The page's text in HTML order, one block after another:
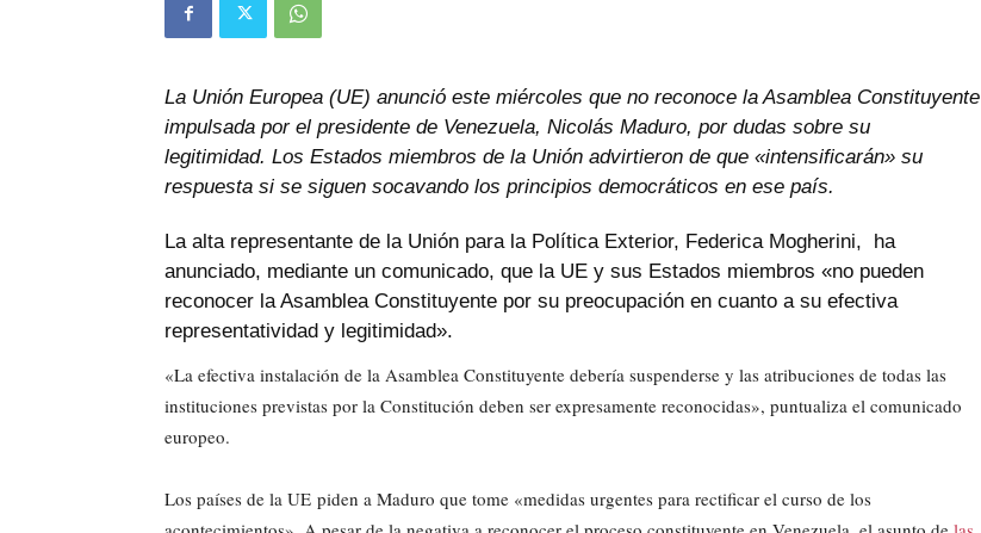
La Unión Europea (UE) anunció este miércoles que no reconoce la Asamblea Constituyente
impulsada por el presidente de Venezuela, Nicolás Maduro, por dudas sobre su
legitimidad. Los Estados miembros de la Unión advirtieron de que «intensificarán» su
respuesta si se siguen socavando los principios democráticos en ese país.
La alta representante de la Unión para la Política Exterior, Federica Mogherini, ha
anunciado, mediante un comunicado, que la UE y sus Estados miembros «no pueden
reconocer la Asamblea Constituyente por su preocupación en cuanto a su efectiva
representatividad y legitimidad».
«La efectiva instalación de la Asamblea Constituyente debería suspenderse y las atribuciones de todas las
instituciones previstas por la Constitución deben ser expresamente reconocidas», puntualiza el comunicado
europeo.
Los países de la UE piden a Maduro que tome «medidas urgentes para rectificar el curso de los